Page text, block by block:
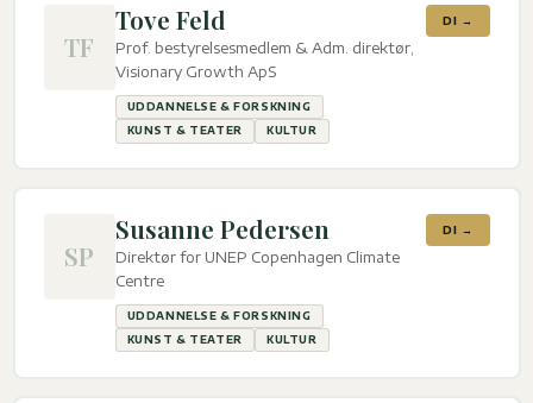
TF
Tove Feld
Prof. bestyrelsesmedlem & Adm. direktør,
Visionary Growth ApS
UDDANNELSE & FORSKNING
KUNST & TEATER
KULTUR
DI →
SP
Susanne Pedersen
Direktør for UNEP Copenhagen Climate
Centre
UDDANNELSE & FORSKNING
KUNST & TEATER
KULTUR
DI →